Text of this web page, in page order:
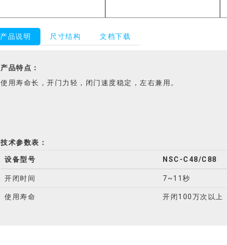
产品说明 尺寸结构 文档下载
产品特点：
使用寿命长，开门力轻，闭门速度稳定，左右兼用。
技术参数表：
设备型号 NSC-C48/C88
开闭时间 7~11秒
使用寿命 开闭100万次以上